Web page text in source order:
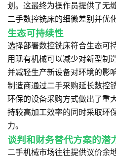
划。这最终为操作员提供了无
二手数控铣床的细微差别并优
生态可持续性
选择部署数控铣床符合生态可
用现有机械可以减少对新型制
并减轻生产新设备对环境的影响
制造商通过二手采购延长数控
环保的设备采购方式做出了重
持较高加工效率的同时采取环
力。
谈判和财务替代方案的潜
二手机械市场往往提供议价余